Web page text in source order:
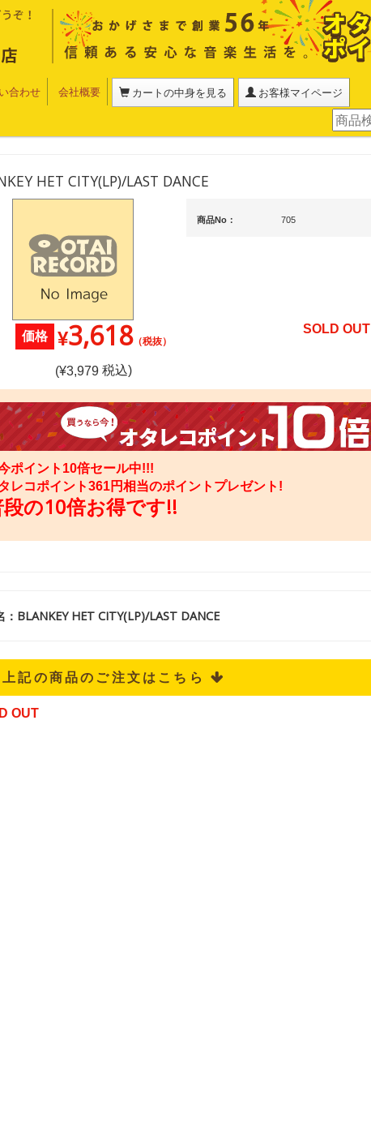
合わせ 会社概要 カートの中身を見る お客様マイページ
HET CITY(LP)/LAST DANCE
商品No： 705
価格 ¥3,618（税抜）
(¥3,979税込)
SOLD OUT
ポイント10倍セール中!!!
レコポイント361円相当のポイントプレゼント!
の10倍お得です!!
：BLANKEY HET CITY(LP)/LAST DANCE
記の商品のご注文はこちら 
OUT